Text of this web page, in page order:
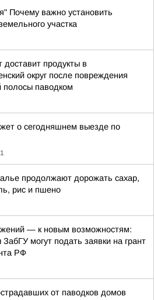
Почему важно установить
участка
доставит продукты в
округ после повреждения
полосы паводком
о сегодняшнем выезде по
продолжают дорожать сахар,
рис и пшено
— к новым возможностям:
ЗабГУ могут подать заявки на грант
РФ
от паводков домов